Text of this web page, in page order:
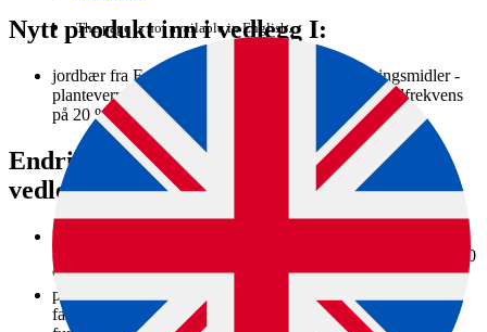
The page is not available in English.
Nytt produkt inn i vedlegg I:
jordbær fra Egypt (friske, kjølte og frosne) (næringsmidler -
plantevernmidler), inn på vedlegg I med en kontrollfrekvens
på 20 %
Endringer til eksisterende produkter i
vedlegg I:
hjelmbønner (Lablab purpureus) fra Bangladesh
(næringsmidler - plantevernmidler), økt kontrollfrekvens til 30
% på grunn av flere funn
palmeolje fra Elfenbenskysten (næringsmidler - sudan-
fargestoff), økt kontrollfrekvens til 30 % på grunn av flere